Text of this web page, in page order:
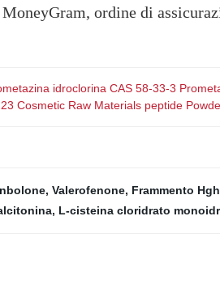
ordine di
idroclorina CAS 58-33-3
Cosmetic Raw Materials peptide
, Valerofenone, Frammento
, L-cisteina cloridrato